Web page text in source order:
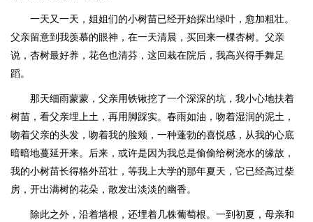
一天又一天，姐姐们的小树苗已经开始探出绿叶，愈加粗壮。
父亲留意到我羡慕的眼神，在一天清晨，买回来一棵杏树。父亲
说，杏树最好养，花色也清芬，这回栽在院后，我高兴得手舞足
蹈。
那天细雨蒙蒙，父亲用铁锹挖了一个深深的坑，我小心地扶着
树苗，看父亲埋上土，再用脚踩实。春雨如油，吻着湿润的泥土，
吻着父亲的头发，吻着我的脸颊，一种蓬勃的喜悦感，从我的心底
暗暗地蔓延开来。后来，或许是因为我总是偷偷给树浇水的缘故，
我的小树苗长得格外茁壮，等我上大学的那年夏天，它已经高过柴
房，开出满树的花朵，散发出淡淡的幽香。
除此之外，沿着墙根，还埋着几株葡萄根。一到初夏，母亲和